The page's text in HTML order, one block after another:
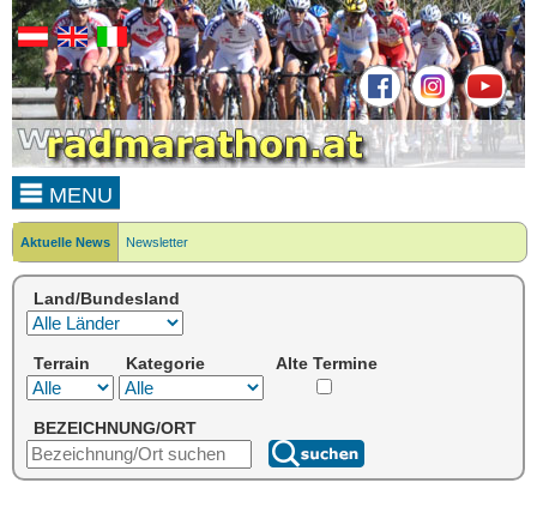
MENU
Aktuelle News Newsletter
Land/Bundesland
Terrain Kategorie Alte Termine
BEZEICHNUNG/ORT